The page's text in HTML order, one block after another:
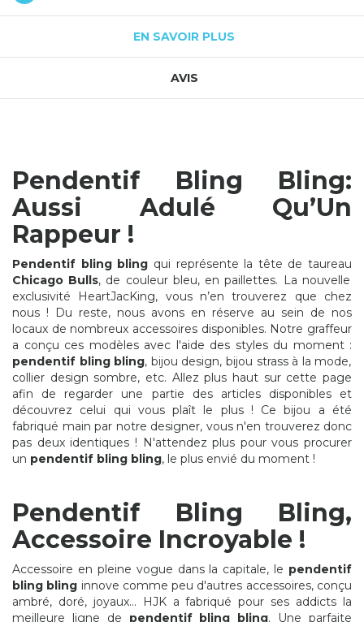
EN SAVOIR PLUS
AVIS
Pendentif Bling Bling:
Aussi Adulé Qu’Un
Rappeur !
Pendentif bling bling qui représente la tête de taureau
Chicago Bulls, de couleur bleu, en paillettes. La nouvelle
exclusivité HeartJacKing, vous n’en trouverez que chez
nous ! Du reste, nous avons en réserve au sein de nos
locaux de nombreux accessoires disponibles. Notre graffeur
a conçu ces modèles avec l'aide des styles du moment :
pendentif bling bling, bijou design, bijou strass à la mode,
collier design sombre, etc. Allez plus haut sur cette page
afin de regarder une partie des articles disponibles et
découvrez celui qui vous plaît le plus ! Ce bijou a été
fabriqué main par notre designer, vous n'en trouverez donc
pas deux identiques ! N'attendez plus pour vous procurer
un pendentif bling bling, le plus envié du moment !
Pendentif Bling Bling,
Accessoire Incroyable !
Accessoire en pleine vogue dans la capitale, le pendentif
bling bling innove comme peu d'autres accessoires, conçu
ambré, doré, joyaux... HJK a fabriqué pour ses addicts la
meilleure ligne de pendentif bling bling. Une parfaite